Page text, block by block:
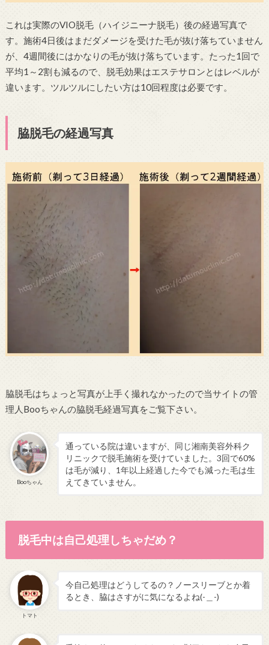
これは実際のVIO脱毛（ハイジニーナ脱毛）後の経過写真で
す。施術4日後はまだダメージを受けた毛が抜け落ちていません
が、4週間後にはかなりの毛が抜け落ちています。たった1回で
平均1～2割も減るので、脱毛効果はエステサロンとはレベルが
違います。ツルツルにしたい方は10回程度は必要です。
脇脱毛の経過写真
脇脱毛はちょっと写真が上手く撮れなかったので当サイトの管
理人Booちゃんの脇脱毛経過写真をご覧下さい。
Booちゃん
通っている院は違いますが、同じ湘南美容外科ク
リニックで脱毛施術を受けていました。3回で60%
は毛が減り、1年以上経過した今でも減った毛は生
えてきていません。
脱毛中は自己処理しちゃだめ？
トマト
今自己処理はどうしてるの？ノースリーブとか着
るとき、脇はさすがに気になるよね(-＿-)